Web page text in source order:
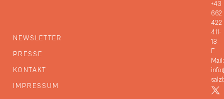
NEWSLETTER
PRESSE
KONTAKT
IMPRESSUM
+43
662
422
411-
13
E-
Mail: